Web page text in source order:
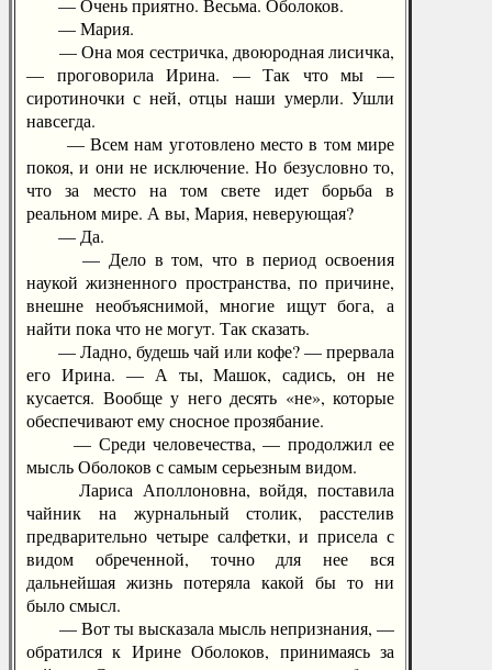
— Очень приятно. Весьма. Оболоков.
— Мария.
— Она моя сестричка, двоюродная лисичка,
— проговорила Ирина. — Так что мы —
сиротиночки с ней, отцы наши умерли. Ушли
навсегда.
— Всем нам уготовлено место в том мире
покоя, и они не исключение. Но безусловно то,
что за место на том свете идет борьба в
реальном мире. А вы, Мария, неверующая?
— Да.
— Дело в том, что в период освоения
наукой жизненного пространства, по причине,
внешне необъяснимой, многие ищут бога, а
найти пока что не могут. Так сказать.
— Ладно, будешь чай или кофе? — прервала
его Ирина. — А ты, Машок, садись, он не
кусается. Вообще у него десять «не», которые
обеспечивают ему сносное прозябание.
— Среди человечества, — продолжил ее
мысль Оболоков с самым серьезным видом.
Лариса Аполлоновна, войдя, поставила
чайник на журнальный столик, расстелив
предварительно четыре салфетки, и присела с
видом обреченной, точно для нее вся
дальнейшая жизнь потеряла какой бы то ни
было смысл.
— Вот ты высказала мысль непризнания, —
обратился к Ирине Оболоков, принимаясь за